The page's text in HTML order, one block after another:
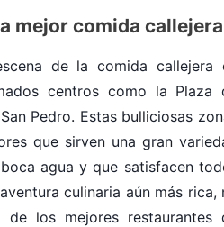
mejor comida callejera
de la comida callejera
centros como la Plaza
Pedro. Estas bulliciosas
que sirven una gran
agua y que satisfacen
culinaria aún más rica,
de los mejores restaurantes